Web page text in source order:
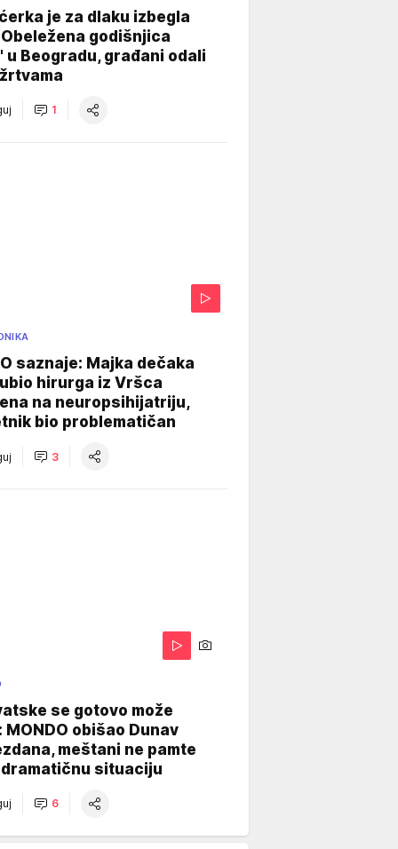
je za dlaku izbegla
godišnjica
u Beogradu, građani odali
1
saznaje: Majka dečaka
hirurga iz Vršca
na neuropsihijatriju,
bio problematičan
3
se gotovo može
MONDO obišao Dunav
meštani ne pamte
situaciju
6